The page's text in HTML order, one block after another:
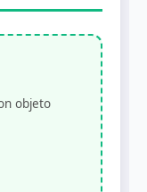
objeto